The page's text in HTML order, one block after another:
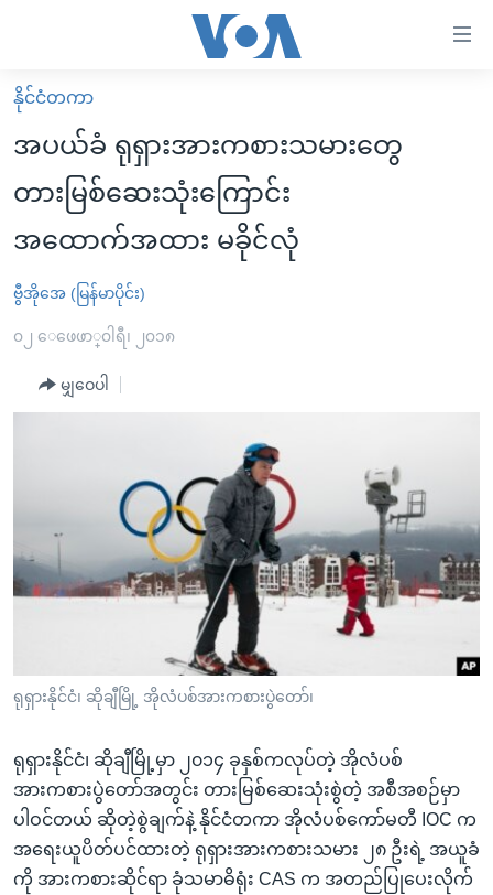
လွယ်ကူ
စေ
များ
ပင်မ
အကြောင်းအရာ
ကျော်
ကြည့်
စာမျက်နှာ
ရန်
ရှာဖွေ
နေရာ
သို့
ကျော်
ရန်
မူလစာမျက်နှာ
မြန်မာ
ကမ္ဘာ့သတင်းများ
နိုင်ငံတကာ
အစ္စရေး-ပါလက်စတိုင်း
ဗွီဒီယို
အင်္ဂလိပ်စာလေ့လာမယ်
အမေရိကန်သုံးအီဒီယံ
သုတပဒေသာ အင်္ဂလိပ်စာ
အပတ်စဉ်ကဏ္ဍများ
Learning English
ဗွီအိုအေ လူမှုကွန်ယက်များ
ဘာသာစကားများ
နိုင်ငံတကာ
အပယ်ခံ ရုရှားအားကစားသမားတွေ
တားမြစ်ဆေးသုံးကြောင်း
အထောက်အထား မခိုင်လုံ
ဗွီအိုအေ (မြန်မာပိုင်း)
၀၂ ေဖေဖာ္၀ါရီ၊ ၂၀၁၈
မျှဝေပါ
ရုရှားနိုင်ငံ၊ ဆိုချီမြို့ အိုလံပစ်အားကစားပွဲတော်၊
ရုရှားနိုင်ငံ၊ ဆိုချီမြို့မှာ ၂၀၁၄ ခုနှစ်ကလုပ်တဲ့ အိုလံပစ်
အားကစားပွဲတော်အတွင်း တားမြစ်ဆေးသုံးစွဲတဲ့ အစီအစဉ်မှာ
ပါဝင်တယ် ဆိုတဲ့စွဲချက်နဲ့ နိုင်ငံတကာ အိုလံပစ်ကော်မတီ IOC က
အရေးယူပိတ်ပင်ထားတဲ့ ရုရှားအားကစားသမား ၂၈ ဦးရဲ့ အယူခံ
ကို အားကစားဆိုင်ရာ ခုံသမာဓိရုံး CAS က အတည်ပြုပေးလိုက်